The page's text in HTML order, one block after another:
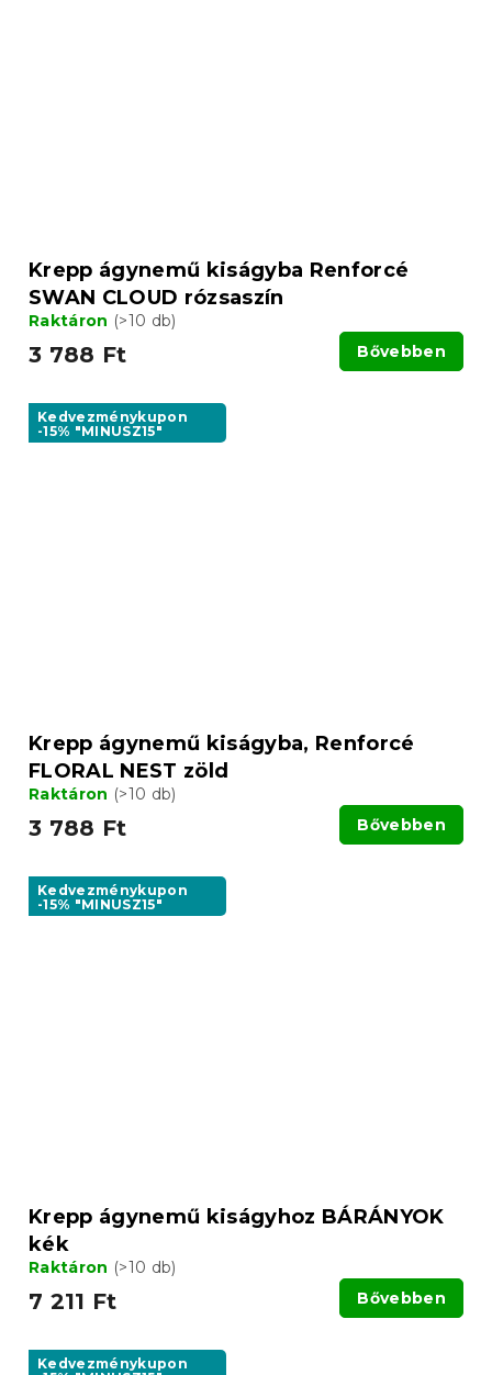
Krepp ágynemű kiságyba Renforcé
SWAN CLOUD rózsaszín
Raktáron (>10 db)
3 788 Ft Bővebben
Kedvezménykupon
-15% "MINUSZ15"
Krepp ágynemű kiságyba, Renforcé
FLORAL NEST zöld
Raktáron (>10 db)
3 788 Ft Bővebben
Kedvezménykupon
-15% "MINUSZ15"
Krepp ágynemű kiságyhoz BÁRÁNYOK
kék
Raktáron (>10 db)
7 211 Ft Bővebben
Kedvezménykupon